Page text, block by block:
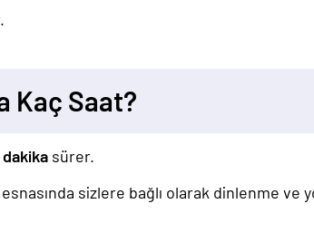
Kaç Saat?
sürer.
esnasında sizlere bağlı olarak dinlenme